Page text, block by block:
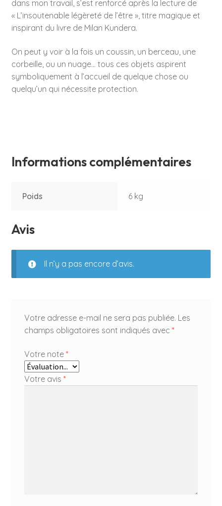
dans mon travail, s’est renforcé après la lecture de
« L’insoutenable légèreté de l’être », titre magique et
inspirant du livre de Milan Kundera.
On peut y voir à la fois un coussin, un berceau, une
corbeille, ou un nuage… tous ces objets aspirent
symboliquement à l’accueil de quelque chose ou
quelqu’un qui nécessite protection.
Informations complémentaires
Poids 6 kg
Avis
Il n’y a pas encore d’avis.
Votre adresse e-mail ne sera pas publiée. Les
champs obligatoires sont indiqués avec *
Votre note *
Votre avis *